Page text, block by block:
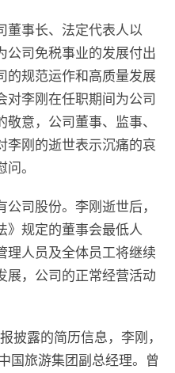
事长、法定代表人以
公司免税事业的发展付出
的规范运作和高质量发展
对李刚在任职期间为公司
意，公司董事、监事、
李刚的逝世表示沉痛的哀
。
司股份。李刚逝世后，
》规定的董事会最低人
理人员及全体员工将继续
展，公司的正常经营活动
露的简历信息，李刚，
国旅游集团副总经理。曾